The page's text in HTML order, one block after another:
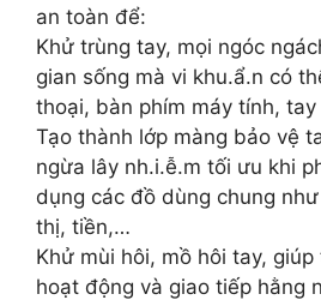
an toàn để:
Khử trùng tay, mọi ngóc
gian sống mà vi khu.ẩ.n có
thoại, bàn phím máy tính,
Tạo thành lớp màng bảo vệ
ngừa lây nh.i.ễ.m tối ưu khi
dụng các đồ dùng chung
thị, tiền,…
Khử mùi hôi, mồ hôi tay,
hoạt động và giao tiếp hằng